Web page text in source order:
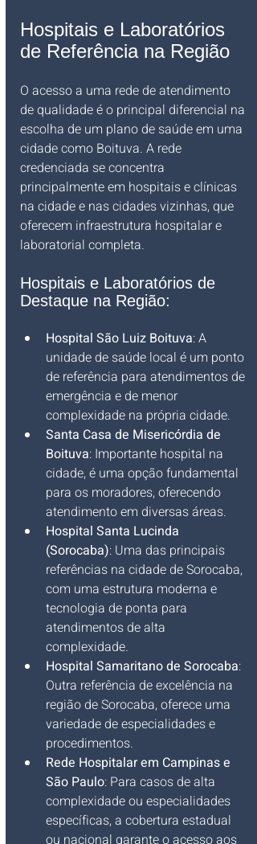
Hospitais e Laboratórios
de Referência na Região
O acesso a uma rede de atendimento
de qualidade é o principal diferencial na
escolha de um plano de saúde em uma
cidade como Boituva. A rede
credenciada se concentra
principalmente em hospitais e clínicas
na cidade e nas cidades vizinhas, que
oferecem infraestrutura hospitalar e
laboratorial completa.
Hospitais e Laboratórios de
Destaque na Região:
Hospital São Luiz Boituva: A
unidade de saúde local é um ponto
de referência para atendimentos de
emergência e de menor
complexidade na própria cidade.
Santa Casa de Misericórdia de
Boituva: Importante hospital na
cidade, é uma opção fundamental
para os moradores, oferecendo
atendimento em diversas áreas.
Hospital Santa Lucinda
(Sorocaba): Uma das principais
referências na cidade de Sorocaba,
com uma estrutura moderna e
tecnologia de ponta para
atendimentos de alta
complexidade.
Hospital Samaritano de Sorocaba:
Outra referência de excelência na
região de Sorocaba, oferece uma
variedade de especialidades e
procedimentos.
Rede Hospitalar em Campinas e
São Paulo: Para casos de alta
complexidade ou especialidades
específicas, a cobertura estadual
ou nacional garante o acesso aos